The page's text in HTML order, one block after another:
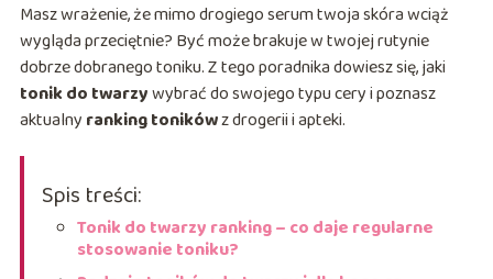
Masz wrażenie, że mimo drogiego serum twoja skóra wciąż
wygląda przeciętnie? Być może brakuje w twojej rutynie
dobrze dobranego toniku. Z tego poradnika dowiesz się, jaki
tonik do twarzywybrać do swojego typu cery i poznasz
aktualny ranking tonikówz drogerii i apteki.
Spis treści:
Tonik do twarzy ranking – co daje regularne
stosowanie toniku?